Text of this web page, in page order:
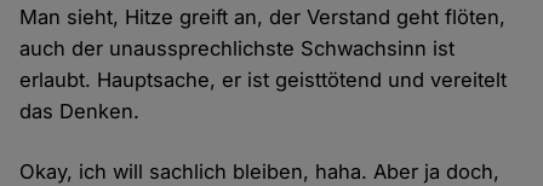
Man sieht, Hitze greift an, der Verstand geht flöten,
auch der unaussprechlichste Schwachsinn ist
erlaubt. Hauptsache, er ist geisttötend und vereitelt
das Denken.
Okay, ich will sachlich bleiben, haha. Aber ja doch,